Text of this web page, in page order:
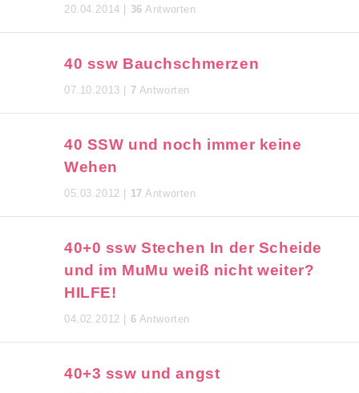
20.04.2014 | 36 Antworten
40 ssw Bauchschmerzen
07.10.2013 | 7 Antworten
40 SSW und noch immer keine
Wehen
05.03.2012 | 17 Antworten
40+0 ssw Stechen In der Scheide
und im MuMu weiß nicht weiter?
HILFE!
04.02.2012 | 6 Antworten
40+3 ssw und angst